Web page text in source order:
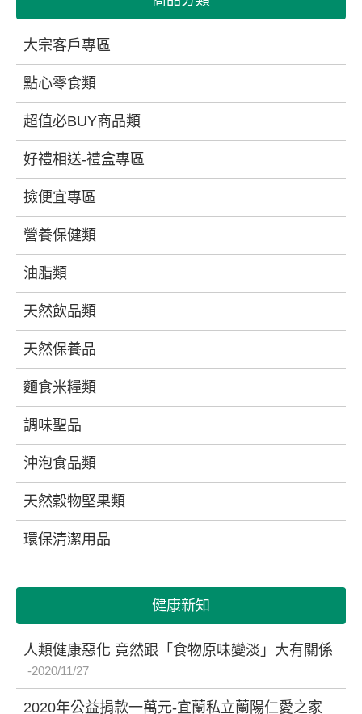
大宗客戶專區
點心零食類
超值必BUY商品類
好禮相送-禮盒專區
撿便宜專區
營養保健類
油脂類
天然飲品類
天然保養品
麵食米糧類
調味聖品
沖泡食品類
天然穀物堅果類
環保清潔用品
健康新知
人類健康惡化 竟然跟「食物原味變淡」大有關係
2020/11/27
2020年公益捐款一萬元-宜蘭私立蘭陽仁愛之家